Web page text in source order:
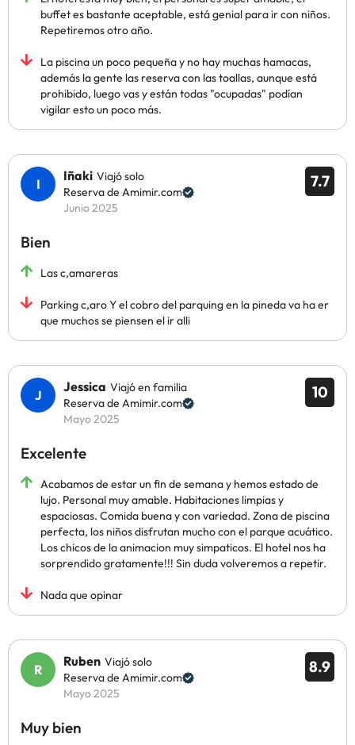
buffet es bastante aceptable, está genial para ir con niños.
Repetiremos otro año.
La piscina un poco pequeña y no hay muchas hamacas,
además la gente las reserva con las toallas, aunque está
prohibido, luego vas y están todas "ocupadas" podían
vigilar esto un poco más.
7.7
Iñaki Viajó solo
Reserva de Amimir.com
Junio 2025
Bien
Las c,amareras
Parking c,aro Y el cobro del parquing en la pineda va ha er
que muchos se piensen el ir alli
10
Jessica Viajó en familia
Reserva de Amimir.com
Mayo 2025
Excelente
Acabamos de estar un fin de semana y hemos estado de
lujo. Personal muy amable. Habitaciones limpias y
espaciosas. Comida buena y con variedad. Zona de piscina
perfecta, los niños disfrutan mucho con el parque acuático.
Los chicos de la animacion muy simpaticos. El hotel nos ha
sorprendido gratamente!!! Sin duda volveremos a repetir.
Nada que opinar
8.9
Ruben Viajó solo
Reserva de Amimir.com
Mayo 2025
Muy bien